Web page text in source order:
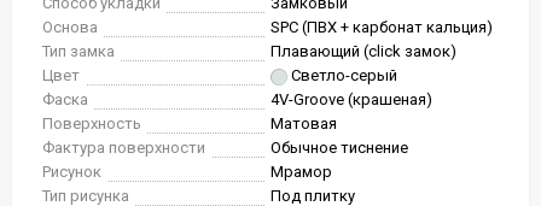
Основа
SPC (ПВХ + карбонат кальция)
Тип замка
Плавающий (click замок)
Цвет
Светло-серый
Фаска
4V-Groove (крашеная)
Поверхность
Матовая
Фактура поверхности
Обычное тиснение
Рисунок
Мрамор
Тип рисунка
Под плитку